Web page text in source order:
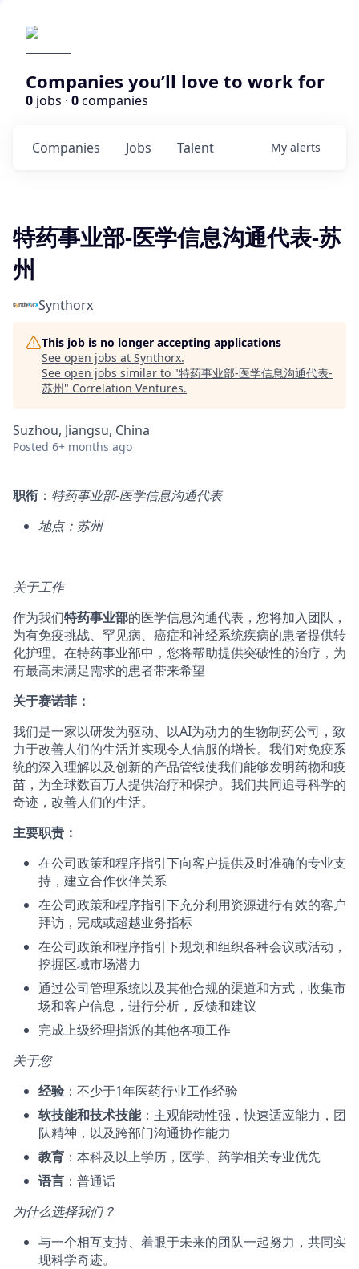
Companies you’ll love to work for
0 jobs · 0companies
Jobs
Companies Talent My alerts
特药事业部-医学信息沟通代表-苏
州
Synthorx
This job is no longer accepting applications
See open jobs at Synthorx.
See open jobs similar to "特药事业部-医学信息沟通代表-
苏州" Correlation Ventures.
Suzhou, Jiangsu, China
Posted 6+ months ago
职衔 ： 特药事业部-医学信息沟通代表
地点：苏州
关于工作
作为我们特药事业部的医学信息沟通代表，您将加入团队，
为有免疫挑战、罕见病、癌症和神经系统疾病的患者提供转
化护理。在特药事业部中，您将帮助提供突破性的治疗，为
有最高未满足需求的患者带来希望
关于赛诺菲：
我们是一家以研发为驱动、以AI为动力的生物制药公司，致
力于改善人们的生活并实现令人信服的增长。我们对免疫系
统的深入理解以及创新的产品管线使我们能够发明药物和疫
苗，为全球数百万人提供治疗和保护。我们共同追寻科学的
奇迹，改善人们的生活。
主要职责：
在公司政策和程序指引下向客户提供及时准确的专业支
持，建立合作伙伴关系
在公司政策和程序指引下充分利用资源进行有效的客户
拜访，完成或超越业务指标
在公司政策和程序指引下规划和组织各种会议或活动，
挖掘区域市场潜力
通过公司管理系统以及其他合规的渠道和方式，收集市
场和客户信息，进行分析，反馈和建议
完成上级经理指派的其他各项工作
关于您
经验 ：不少于1年医药行业工作经验
软技能和技术技能：主观能动性强，快速适应能力，团
队精神，以及跨部门沟通协作能力
教育 ：本科及以上学历，医学、药学相关专业优先
语言 ：普通话
为什么选择我们？
与一个相互支持、着眼于未来的团队一起努力，共同实
现科学奇迹。